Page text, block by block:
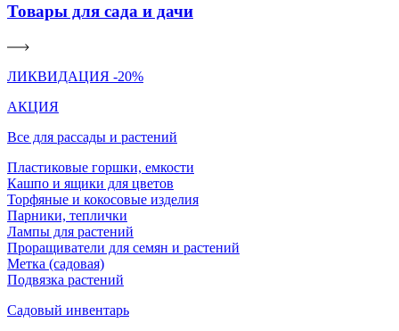
Товары для сада и дачи
ЛИКВИДАЦИЯ -20%
АКЦИЯ
Все для рассады и растений
Пластиковые горшки, емкости
Кашпо и ящики для цветов
Торфяные и кокосовые изделия
Парники, теплички
Лампы для растений
Проращиватели для семян и растений
Метка (садовая)
Подвязка растений
Садовый инвентарь